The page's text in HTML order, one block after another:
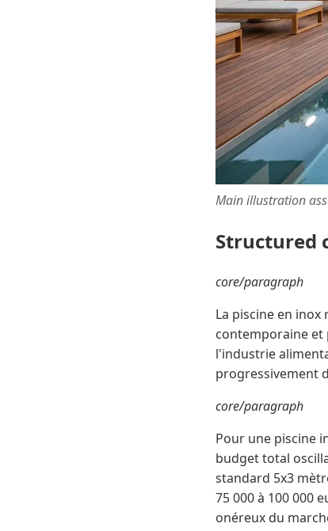
Main illustration
Structured
core/paragraph
La piscine en
contemporaine et
l'industrie
progressivement
core/paragraph
Pour une piscine
budget total
standard 5x3
75 000 à 100 000
onéreux du